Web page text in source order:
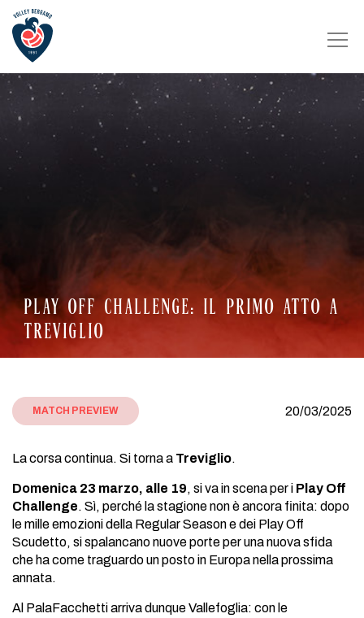
PLAY OFF CHALLENGE: IL PRIMO ATTO A
TREVIGLIO
MATCH PREVIEW 20/03/2025
La corsa continua. Si torna a Treviglio.
Domenica 23 marzo, alle 19, si va in scena per i Play Off
Challenge. Sì, perché la stagione non è ancora finita: dopo
le mille emozioni della Regular Season e dei Play Off
Scudetto, si spalancano nuove porte per una nuova sfida
che ha come traguardo un posto in Europa nella prossima
annata.
Al PalaFacchetti arriva dunque Vallefoglia: con le